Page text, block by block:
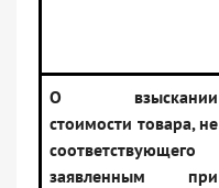
О взыскании
стоимости товара, не
соответствующего
заявленным при